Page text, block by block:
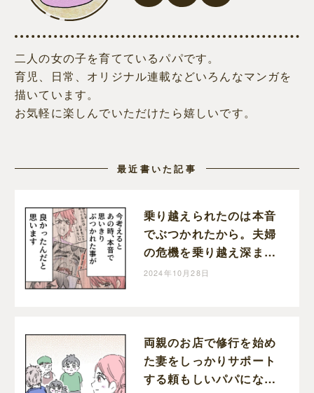
二人の女の子を育てているパパです。
育児、日常、オリジナル連載などいろんなマンガを
描いています。
お気軽に楽しんでいただけたら嬉しいです。
最近書いた記事
乗り越えられたのは本音
でぶつかれたから。夫婦
の危機を乗り越え深まっ
た家族の絆。育児なめす
2024年10月28日
両親のお店で修行を始め
た妻をしっかりサポート
する頼もしいパパになっ